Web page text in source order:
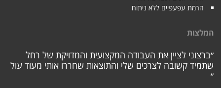
הרמת עפעפיים ללא ניתוח
המלצות
״ברצוני לציין את העבודה המקצועית והמדויקת של רחל
שתמיד קשובה לצרכים שלי והתוצאות שחררו אותי מעוד עול
״